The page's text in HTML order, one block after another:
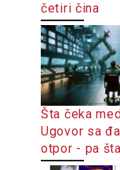
četiri čina
Šta čeka
Ugovor sa
otpor - pa